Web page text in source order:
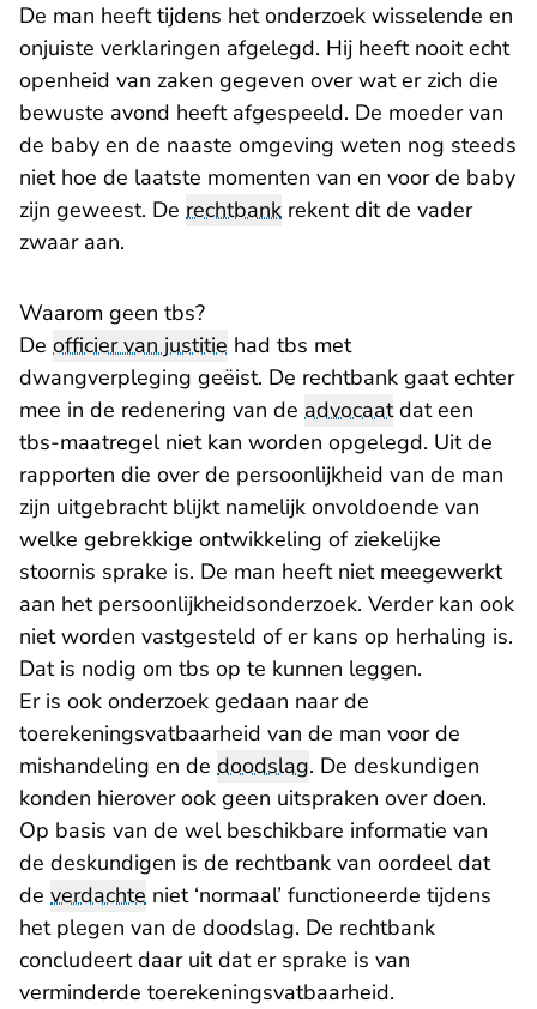
De man heeft tijdens het onderzoek wisselende en
onjuiste verklaringen afgelegd. Hij heeft nooit echt
openheid van zaken gegeven over wat er zich die
bewuste avond heeft afgespeeld. De moeder van
de baby en de naaste omgeving weten nog steeds
niet hoe de laatste momenten van en voor de baby
zijn geweest. De rechtbank rekent dit de vader
zwaar aan.
Waarom geen tbs?
De officier van justitie had tbs met
dwangverpleging geëist. De rechtbank gaat echter
mee in de redenering van de advocaatdat een
tbs-maatregel niet kan worden opgelegd. Uit de
rapporten die over de persoonlijkheid van de man
zijn uitgebracht blijkt namelijk onvoldoende van
welke gebrekkige ontwikkeling of ziekelijke
stoornis sprake is. De man heeft niet meegewerkt
aan het persoonlijkheidsonderzoek. Verder kan ook
niet worden vastgesteld of er kans op herhaling is.
Dat is nodig om tbs op te kunnen leggen.
Er is ook onderzoek gedaan naar de
toerekeningsvatbaarheid van de man voor de
mishandeling en de doodslag. De deskundigen
konden hierover ook geen uitspraken over doen.
Op basis van de wel beschikbare informatie van
de deskundigen is de rechtbank van oordeel dat
de verdachte niet ‘normaal’ functioneerde tijdens
het plegen van de doodslag. De rechtbank
concludeert daar uit dat er sprake is van
verminderde toerekeningsvatbaarheid.